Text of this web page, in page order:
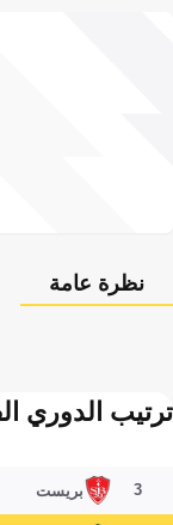
نظرة عامة
ترتيب الدوري
3 بريست